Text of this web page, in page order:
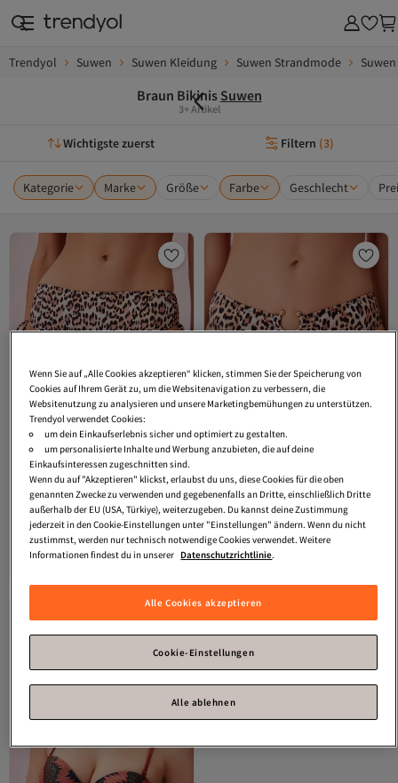
Trendyol Suwen Suwen Kleidung Suwen Strandmode
Braun Bikinis Suwen
3+ Artikel
Wichtigste zuerst Filtern (3)
Kategorie Marke Größe Farbe Geschlecht
Suwen Seitlich geraffte Bikinihose
4.8 ( 33)
Versand kostenlos ab 35€
Suwen
Detaillierte bedruckte
Bikinihose
4.8 (49)
Versand kostenlos ab 35€
Wenn Sie auf „Alle Cookies akzeptieren“ klicken, stimmen Sie der Speicherung von
Cookies auf Ihrem Gerät zu, um die Websitenavigation zu verbessern, die
Websitenutzung zu analysieren und unsere Marketingbemühungen zu unterstützen.
Trendyol verwendet Cookies:
um dein Einkaufserlebnis sicher und optimiert zu gestalten.
um personalisierte Inhalte und Werbung anzubieten, die auf deine
Einkaufsinteressen zugeschnitten sind.
Wenn du auf "Akzeptieren" klickst, erlaubst du uns, diese Cookies für die oben
genannten Zwecke zu verwenden und gegebenenfalls an Dritte, einschließlich Dritte
außerhalb der EU (USA, Türkiye), weiterzugeben. Du kannst deine Zustimmung
jederzeit in den Cookie-Einstellungen unter "Einstellungen" ändern. Wenn du nicht
zustimmst, werden nur technisch notwendige Cookies verwendet. Weitere
Informationen findest du in unserer Datenschutzrichtlinie.
Alle Cookies akzeptieren
Cookie-Einstellungen
Alle ablehnen